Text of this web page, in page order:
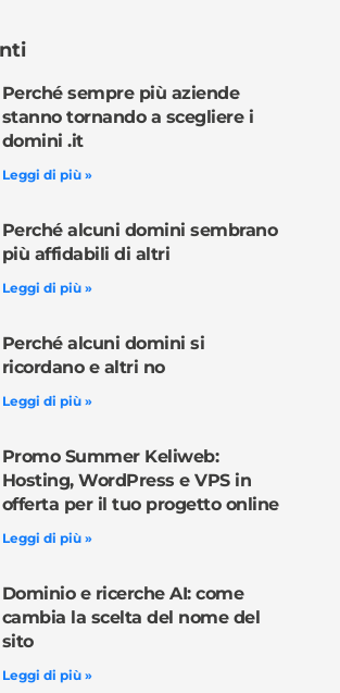
Perché sempre più aziende
stanno tornando a scegliere i
domini .it
Leggi di più »
Perché alcuni domini sembrano
più affidabili di altri
Leggi di più »
Perché alcuni domini si
ricordano e altri no
Leggi di più »
Promo Summer Keliweb:
Hosting, WordPress e VPS in
offerta per il tuo progetto online
Leggi di più »
Dominio e ricerche AI: come
cambia la scelta del nome del
sito
Leggi di più »